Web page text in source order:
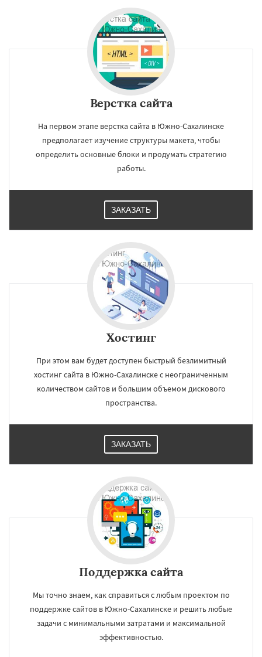
Верстка сайта
На первом этапе верстка сайта в Южно-Сахалинске
предполагает изучение структуры макета, чтобы
определить основные блоки и продумать стратегию
работы.
ЗАКАЗАТЬ
Хостинг
При этом вам будет доступен быстрый безлимитный
хостинг сайта в Южно-Сахалинске с неограниченным
количеством сайтов и большим объемом дискового
пространства.
ЗАКАЗАТЬ
Поддержка сайта
Мы точно знаем, как справиться с любым проектом по
поддержке сайтов в Южно-Сахалинске и решить любые
задачи с минимальными затратами и максимальной
эффективностью.